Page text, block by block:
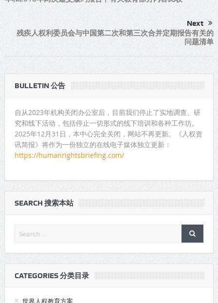
Next
残疾人权利委员会与中国第二次和第三次合并定期报告有关的
问题清单
BULLETIN 公告
自从2023年机构关闭办公室后，目前我们停止了实地调查、研
究和线下活动，包括停止一切形式的线下培训和各种工作坊。
2025年12月31日，本中心完全关闭，网站不再更新。《人权资
讯简报》将作为一份独立的在线电子媒体独立更新：
https://humanrightsbriefing.com/
SEARCH 搜索本站
CATEGORIES 分类目录
世界人权教育方案